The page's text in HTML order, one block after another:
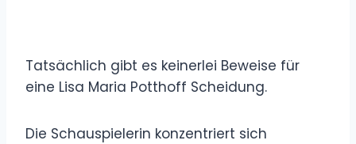
Tatsächlich gibt es keinerlei Beweise für
eine Lisa Maria Potthoff Scheidung.
Die Schauspielerin konzentriert sich